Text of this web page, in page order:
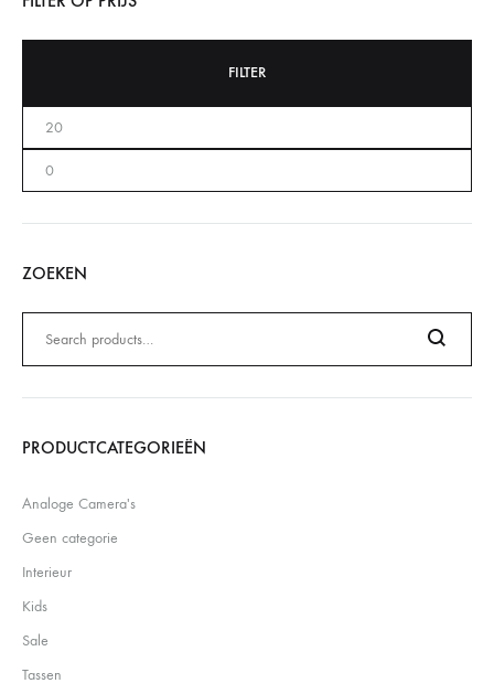
FILTER
ZOEKEN
naar:
Search
PRODUCTCATEGORIEËN
Analoge Camera's
Geen categorie
Interieur
Kids
Sale
Tassen